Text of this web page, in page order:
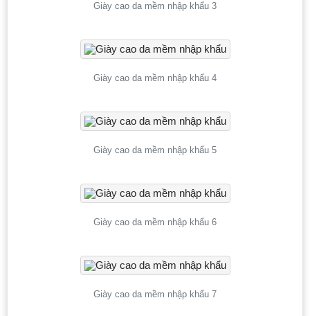
Giày cao da mềm nhập khẩu 3
Giày cao da mềm nhập khẩu 4
Giày cao da mềm nhập khẩu 5
Giày cao da mềm nhập khẩu 6
Giày cao da mềm nhập khẩu 7